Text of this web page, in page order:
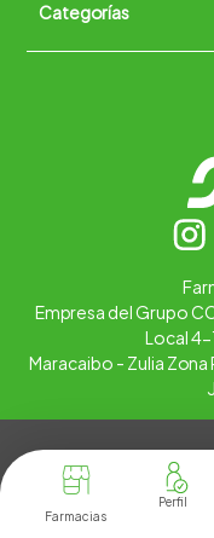
Farmacias
Quiénes somos
Trabaja con nosotros
Categorías
Empresa del Grupo
Local 4-
Maracaibo - Zulia
Tienda